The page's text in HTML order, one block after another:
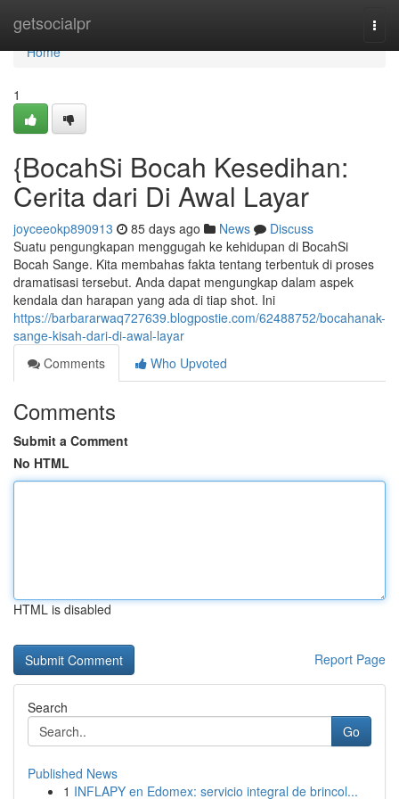
getsocialpr
Home
Home
1
{BocahSi Bocah Kesedihan:
Cerita dari Di Awal Layar
joyceeokp890913 85 days ago News
Discuss
Suatu pengungkapan menggugah ke kehidupan di BocahSi
Bocah Sange. Kita membahas fakta tentang terbentuk di proses
dramatisasi tersebut. Anda dapat mengungkap dalam aspek
kendala dan harapan yang ada di tiap shot. Ini
https://barbararwaq727639.blogpostie.com/62488752/bocahanak-
sange-kisah-dari-di-awal-layar
Comments
Who Upvoted
Comments
Submit a Comment
No HTML
HTML is disabled
Report Page
Search
Go
Published News
1 INFLAPY en Edomex: servicio integral de brincol...